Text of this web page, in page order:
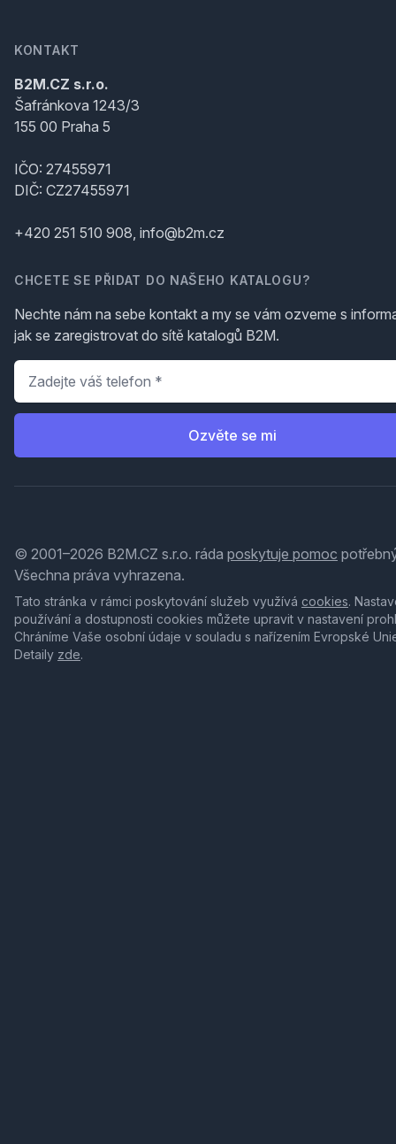
KONTAKT
B2M.CZ s.r.o.
Šafránkova 1243/3
155 00 Praha 5
IČO: 27455971
DIČ: CZ27455971
+420 251 510 908, info@b2m.cz
CHCETE SE PŘIDAT DO NAŠEHO KATALOGU?
Nechte nám na sebe kontakt a my se vám ozveme s
jak se zaregistrovat do sítě katalogů B2M.
Telefon
Ozvěte se mi
© 2001–2026 B2M.CZ s.r.o. ráda poskytuje pomoc
Všechna práva vyhrazena.
Tato stránka v rámci poskytování služeb využívá cookies.
používání a dostupnosti cookies můžete upravit v nastavení
Chráníme Vaše osobní údaje v souladu s nařízením Evropské
Detaily zde.